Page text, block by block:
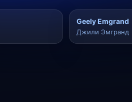
Geely Emgrand
Джили Эмгранд